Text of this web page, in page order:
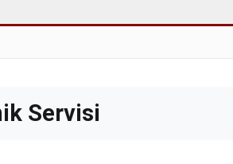
Servisi